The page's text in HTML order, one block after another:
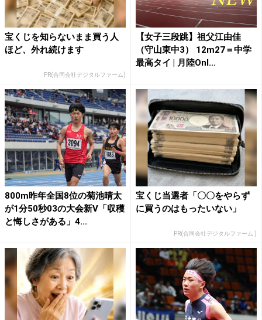
宝くじを知らないまま買う人
ほど、外れ続けます
PR(合同会社デジタルファーム)
【女子三段跳】祖父江由佳
（守山東中3） 12m27＝中学
最高タイ | 月陸Onl...
800m昨年全国8位の菊池晴太
が1分50秒03の大会新V「収穫
と悔しさがある」4...
宝くじ当選者「〇〇をやらず
に買うのはもったいない」
PR(合同会社デジタルファーム )